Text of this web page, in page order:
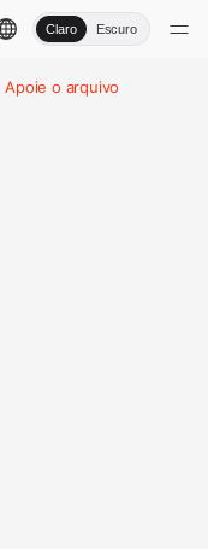
Claro Escuro
Apoie o arquivo